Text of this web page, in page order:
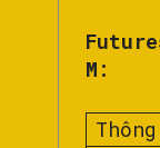
M: